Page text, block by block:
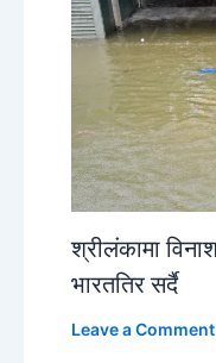
श्रीलंकामा
भारततिर सर्दै
Leave a Comment